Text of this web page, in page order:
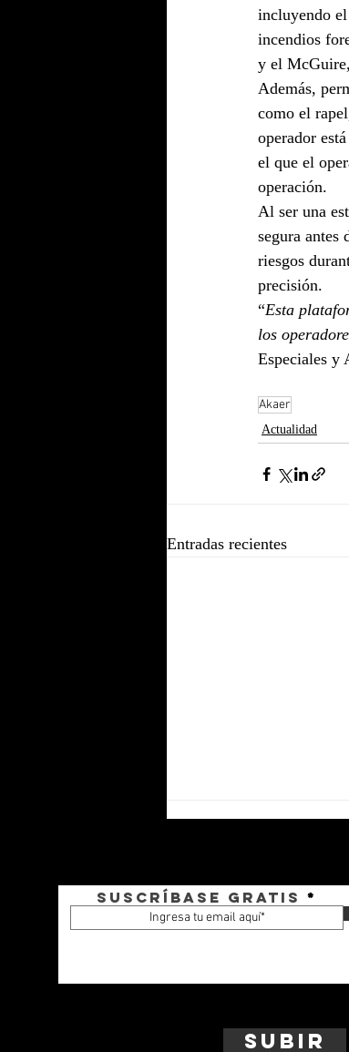
incluyendo
incendios
y el
Además,
como el
operador
el que el
operación.
Al ser una
segura antes
riesgos
precisión.
“Esta
los
Especiales y
Akaer
Actualidad
Entradas recientes
Suscríbase gratis
Subir